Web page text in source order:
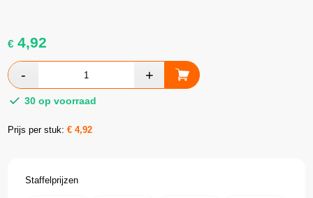
€ 4,92
30 op voorraad
Prijs per stuk:€4,92
Staffelprijzen